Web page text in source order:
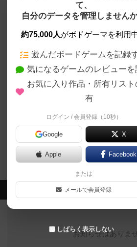
終了したイベント
終了したイベントはあり
最新のお知らせ
お知らせはありま
て、
自分のデータを管理しません
約75,000人がボドゲーマを利用
遊んだボードゲームを記録
気になるゲームのレビューを
お気に入り作品・所有リスト
有
ログイン / 会員登録（10秒）
Google X
Apple Facebook
または
メールで会員登録
しばらく表示しない